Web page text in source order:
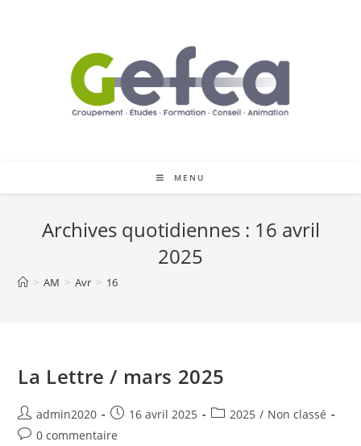
MENU
Archives quotidiennes : 16 avril
2025
> AM > Avr > 16
La Lettre / mars 2025
Auteur/autrice
de
admin2020
Post
published:
16 avril 2025
Post2025 / Non classé
Post0 commentaire